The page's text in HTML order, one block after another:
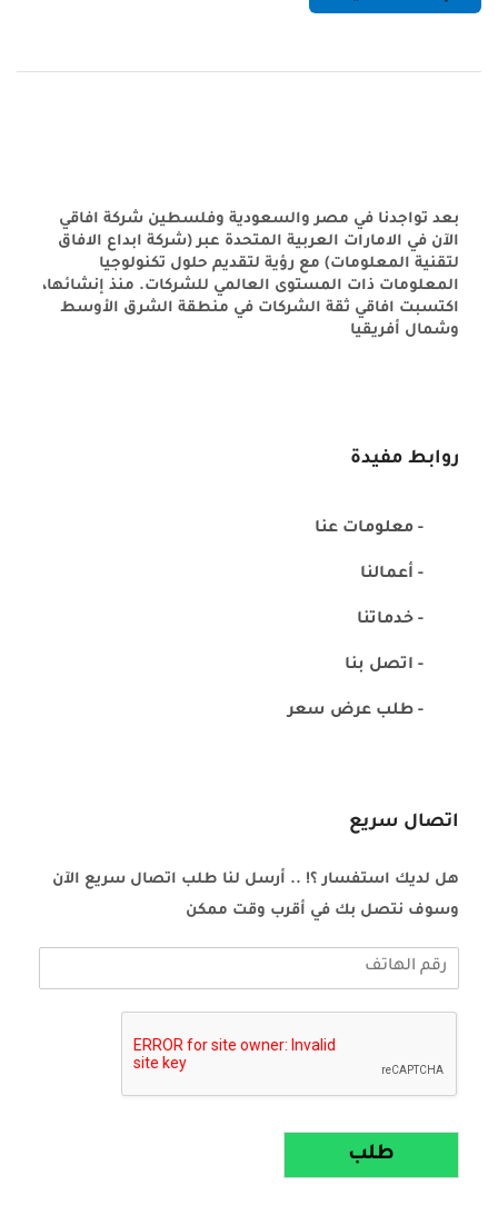
بعد تواجدنا في مصر والسعودية وفلسطين شركة افاقي
الآن في الامارات العربية المتحدة عبر (شركة ابداع الافاق
لتقنية المعلومات) مع رؤية لتقديم حلول تكنولوجيا
المعلومات ذات المستوى العالمي للشركات. منذ إنشائها،
اكتسبت افاقي ثقة الشركات في منطقة الشرق الأوسط
وشمال أفريقيا
روابط مفيدة
- معلومات عنا
- أعمالنا
- خدماتنا
- اتصل بنا
- طلب عرض سعر
اتصال سريع
هل لديك استفسار ؟! .. أرسل لنا طلب اتصال سريع الآن
وسوف نتصل بك في أقرب وقت ممكن
طلب